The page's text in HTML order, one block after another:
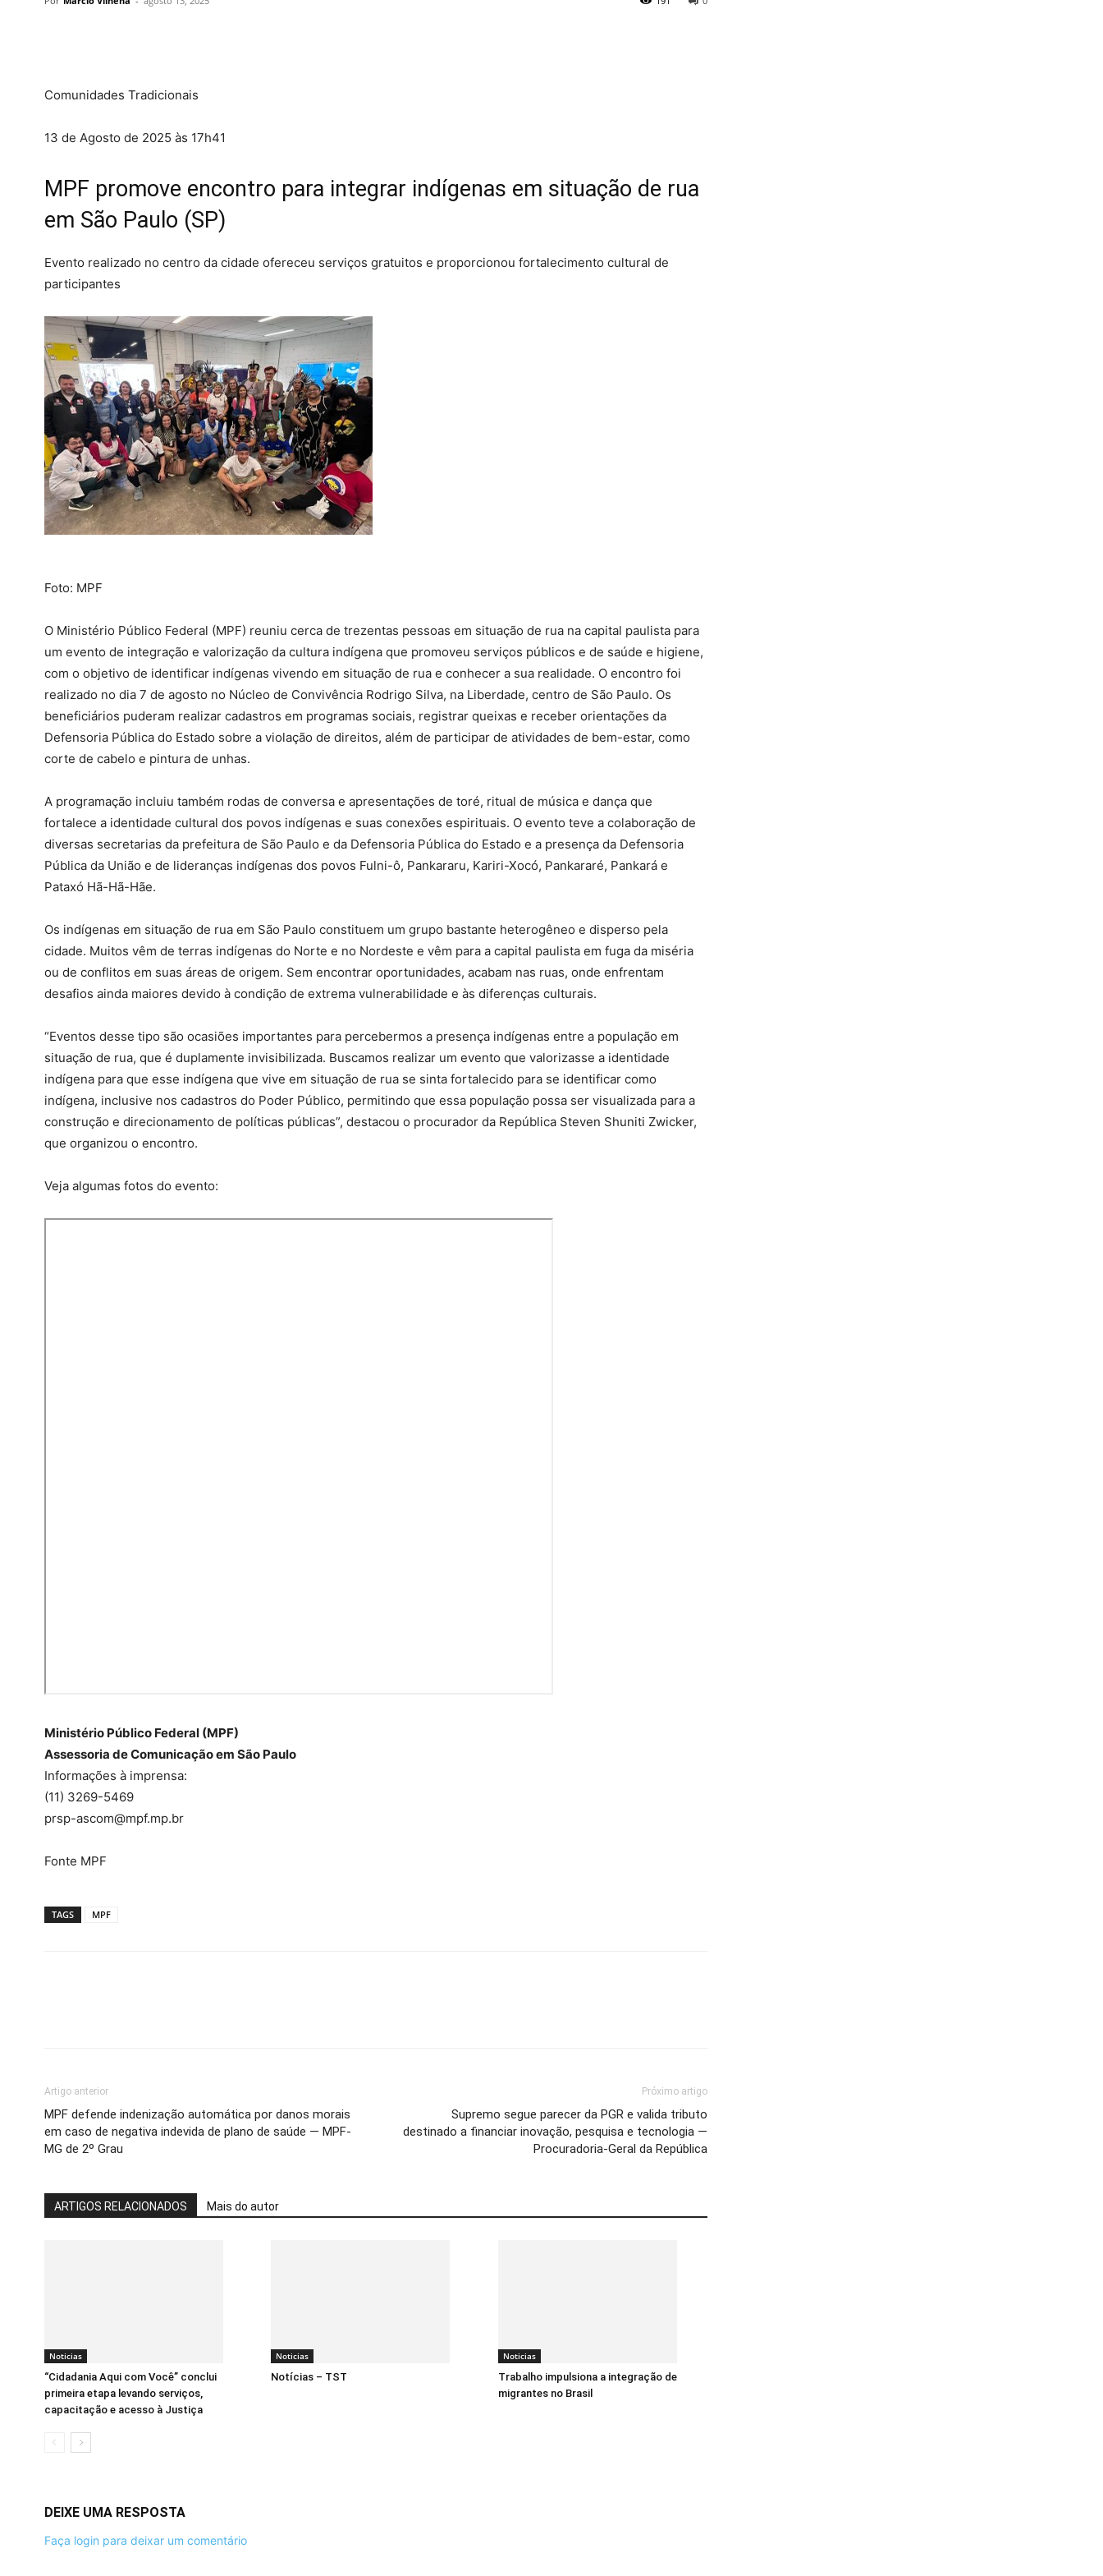
Comunidades Tradicionais
13 de Agosto de 2025 às 17h41
MPF promove encontro para integrar indígenas em situação de rua
em São Paulo (SP)
Evento realizado no centro da cidade ofereceu serviços gratuitos e proporcionou fortalecimento cultural de
participantes
Foto: MPF
O Ministério Público Federal (MPF) reuniu cerca de trezentas pessoas em situação de rua na capital paulista para
um evento de integração e valorização da cultura indígena que promoveu serviços públicos e de saúde e higiene,
com o objetivo de identificar indígenas vivendo em situação de rua e conhecer a sua realidade. O encontro foi
realizado no dia 7 de agosto no Núcleo de Convivência Rodrigo Silva, na Liberdade, centro de São Paulo. Os
beneficiários puderam realizar cadastros em programas sociais, registrar queixas e receber orientações da
Defensoria Pública do Estado sobre a violação de direitos, além de participar de atividades de bem-estar, como
corte de cabelo e pintura de unhas.
A programação incluiu também rodas de conversa e apresentações de toré, ritual de música e dança que
fortalece a identidade cultural dos povos indígenas e suas conexões espirituais. O evento teve a colaboração de
diversas secretarias da prefeitura de São Paulo e da Defensoria Pública do Estado e a presença da Defensoria
Pública da União e de lideranças indígenas dos povos Fulni-ô, Pankararu, Kariri-Xocó, Pankararé, Pankará e
Pataxó Hã-Hã-Hãe.
Os indígenas em situação de rua em São Paulo constituem um grupo bastante heterogêneo e disperso pela
cidade. Muitos vêm de terras indígenas do Norte e no Nordeste e vêm para a capital paulista em fuga da miséria
ou de conflitos em suas áreas de origem. Sem encontrar oportunidades, acabam nas ruas, onde enfrentam
desafios ainda maiores devido à condição de extrema vulnerabilidade e às diferenças culturais.
“Eventos desse tipo são ocasiões importantes para percebermos a presença indígenas entre a população em
situação de rua, que é duplamente invisibilizada. Buscamos realizar um evento que valorizasse a identidade
indígena para que esse indígena que vive em situação de rua se sinta fortalecido para se identificar como
indígena, inclusive nos cadastros do Poder Público, permitindo que essa população possa ser visualizada para a
construção e direcionamento de políticas públicas”, destacou o procurador da República Steven Shuniti Zwicker,
que organizou o encontro.
Veja algumas fotos do evento:
Ministério Público Federal (MPF)
Assessoria de Comunicação em São Paulo
Informações à imprensa:
(11) 3269-5469
prsp-ascom@mpf.mp.br
Fonte MPF
TAGS MPF
Artigo anterior
MPF defende indenização automática por danos morais
em caso de negativa indevida de plano de saúde — MPF-
MG de 2º Grau
Próximo artigo
Supremo segue parecer da PGR e valida tributo
destinado a financiar inovação, pesquisa e tecnologia —
Procuradoria-Geral da República
ARTIGOS RELACIONADOS Mais do autor
Noticias
“Cidadania Aqui com Você” conclui
primeira etapa levando serviços,
capacitação e acesso à Justiça
Noticias
Notícias – TST
Noticias
Trabalho impulsiona a integração de
migrantes no Brasil
DEIXE UMA RESPOSTA
Faça login para deixar um comentário